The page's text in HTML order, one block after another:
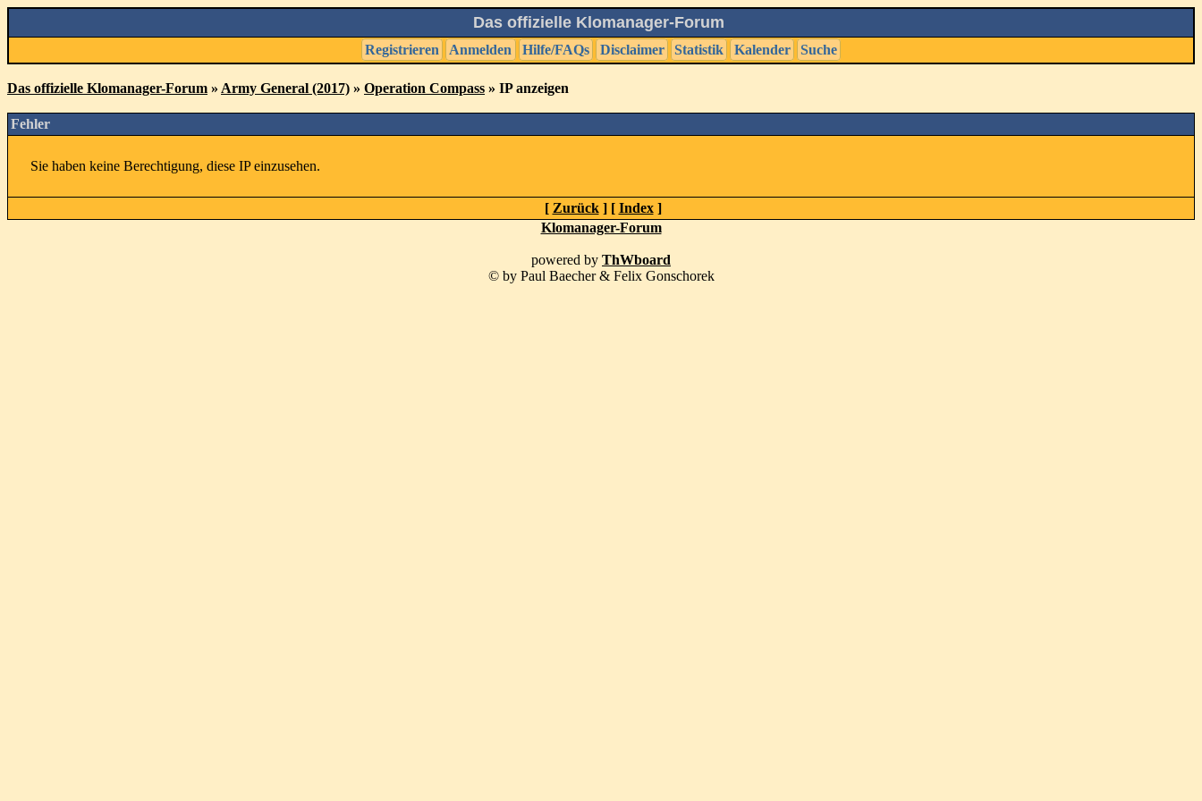
Das offizielle Klomanager-Forum
Registrieren Anmelden Hilfe/FAQs Disclaimer Statistik Kalender Suche
Das offizielle Klomanager-Forum » Army General (2017) » Operation Compass » IP anzeigen
Fehler
Sie haben keine Berechtigung, diese IP einzusehen.
[ Zurück] [ Index]
Klomanager-Forum
powered by ThWboard
© by Paul Baecher & Felix Gonschorek